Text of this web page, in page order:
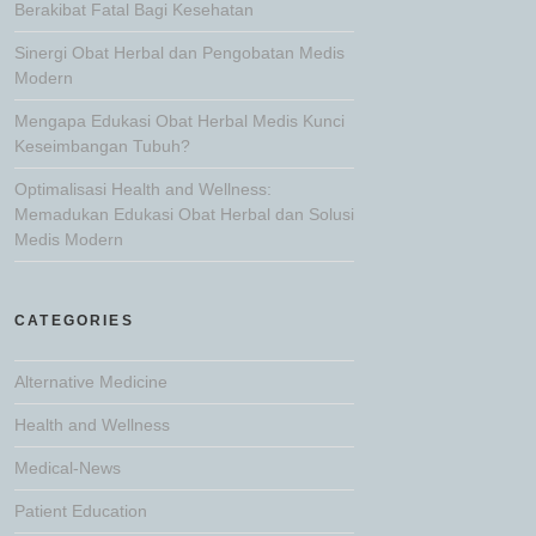
Berakibat Fatal Bagi Kesehatan
Sinergi Obat Herbal dan Pengobatan Medis
Modern
Mengapa Edukasi Obat Herbal Medis Kunci
Keseimbangan Tubuh?
Optimalisasi Health and Wellness:
Memadukan Edukasi Obat Herbal dan Solusi
Medis Modern
CATEGORIES
Alternative Medicine
Health and Wellness
Medical-News
Patient Education